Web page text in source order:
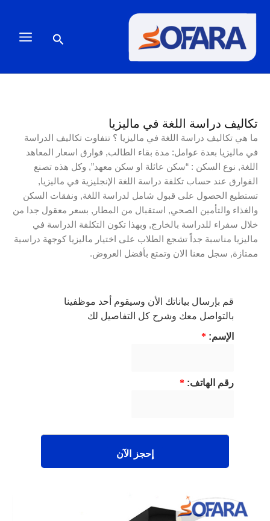
المحتوى
البحث
تكاليف دراسة اللغة في ماليزيا
ما هي تكاليف دراسة اللغة في ماليزيا ؟ تتفاوت تكاليف الدراسة
في ماليزيا بعدة عوامل: مدة بقاء الطالب, فوارق اسعار المعاهد
اللغة, نوع السكن : “سكن عائلة او سكن معهد”, وكل هذه تصنع
الفوارق عند حساب تكلفة دراسة اللغة الإنجليزية في ماليزيا,
تستطيع الحصول على قبول شامل لدراسة اللغة, ونفقات السكن
والغذاء والتأمين الصحي, استقبال من المطار, بسعر معقول جدا من
خلال سفراء للدراسة بالخارج, وبهذا تكون التكلفة الدراسة في
ماليزيا مناسبة جداً تشجع الطلاب على اختيار ماليزيا كوجهة دراسية
ممتازة, سجل معنا الان وتمتع بأفضل العروض.
قم بإرسال بياناتك الأن وسيقوم أحد موظفينا
بالتواصل معك وشرح كل التفاصيل لك
الإسم: *
رقم الهاتف: *